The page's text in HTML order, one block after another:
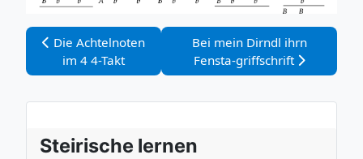
Vorheriger Beitrag: Die Achtelnoten im 4 4-Takt
Die Achtelnoten
im 4 4-Takt
Nächster Beitrag: Bei mein
Bei mein Dirndl ihrn
Fensta-griffschrift
Steirische lernen